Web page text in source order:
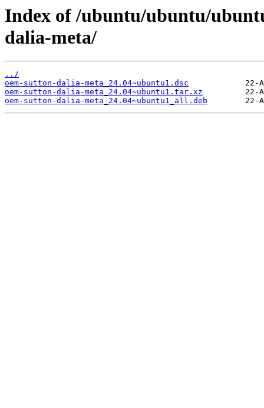
Index of /ubuntu/ubuntu/
dalia-meta/
../
oem-sutton-dalia-meta_24.04~ubuntu1.dsc
oem-sutton-dalia-meta_24.04~ubuntu1.tar.xz
oem-sutton-dalia-meta_24.04~ubuntu1_all.deb